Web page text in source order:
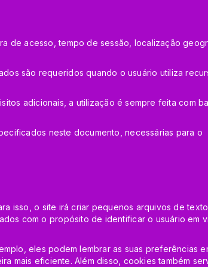
de acesso, tempo de sessão, localização
são requeridos quando o usuário utiliza
adicionais, a utilização é sempre feita com
neste documento, necessárias para o
isso, o site irá criar pequenos arquivos de texto
com o propósito de identificar o usuário em
eles podem lembrar as suas preferências
mais eficiente. Além disso, cookies também